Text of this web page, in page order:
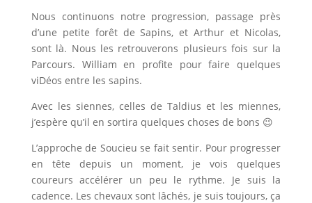
Nous continuons notre progression, passage près
d’une petite forêt de Sapins, et Arthur et Nicolas,
sont là. Nous les retrouverons plusieurs fois sur la
Parcours. William en profite pour faire quelques
viDéos entre les sapins.
Avec les siennes, celles de Taldius et les miennes,
j’espère qu’il en sortira quelques choses de bons 😉
L’approche de Soucieu se fait sentir. Pour progresser
en tête depuis un moment, je vois quelques
coureurs accélérer un peu le rythme. Je suis la
cadence. Les chevaux sont lâchés, je suis toujours, ça